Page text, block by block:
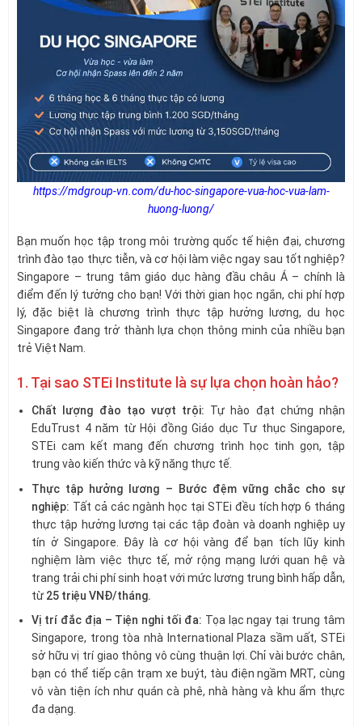
https://mdgroup-vn.com/du-hoc-singapore-vua-hoc-vua-lam-
huong-luong/
Bạn muốn học tập trong môi trường quốc tế hiện đại, chương
trình đào tạo thực tiễn, và cơ hội làm việc ngay sau tốt nghiệp?
Singapore – trung tâm giáo dục hàng đầu châu Á – chính là
điểm đến lý tưởng cho bạn! Với thời gian học ngắn, chi phí hợp
lý, đặc biệt là chương trình thực tập hưởng lương, du học
Singapore đang trở thành lựa chọn thông minh của nhiều bạn
trẻ Việt Nam.
1. Tại sao STEi Institute là sự lựa chọn hoàn hảo?
Chất lượng đào tạo vượt trội: Tự hào đạt chứng nhận
EduTrust 4 năm từ Hội đồng Giáo dục Tư thục Singapore,
STEi cam kết mang đến chương trình học tinh gọn, tập
trung vào kiến thức và kỹ năng thực tế.
Thực tập hưởng lương – Bước đệm vững chắc cho sự
nghiệp: Tất cả các ngành học tại STEi đều tích hợp 6 tháng
thực tập hưởng lương tại các tập đoàn và doanh nghiệp uy
tín ở Singapore. Đây là cơ hội vàng để bạn tích lũy kinh
nghiệm làm việc thực tế, mở rộng mạng lưới quan hệ và
trang trải chi phí sinh hoạt với mức lương trung bình hấp dẫn,
từ 25 triệu VNĐ/tháng.
Vị trí đắc địa – Tiện nghi tối đa: Tọa lạc ngay tại trung tâm
Singapore, trong tòa nhà International Plaza sầm uất, STEi
sở hữu vị trí giao thông vô cùng thuận lợi. Chỉ vài bước chân,
bạn có thể tiếp cận trạm xe buýt, tàu điện ngầm MRT, cùng
vô vàn tiện ích như quán cà phê, nhà hàng và khu ẩm thực
đa dạng.